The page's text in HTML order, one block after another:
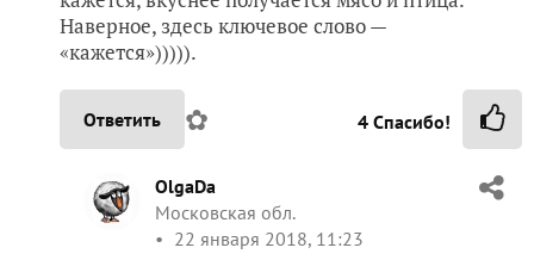
Наверное, здесь ключевое слово —
«кажется»))))).
Ответить ✿ 4 Спасибо!
OlgaDa
Московская обл.
22 января 2018, 11:23